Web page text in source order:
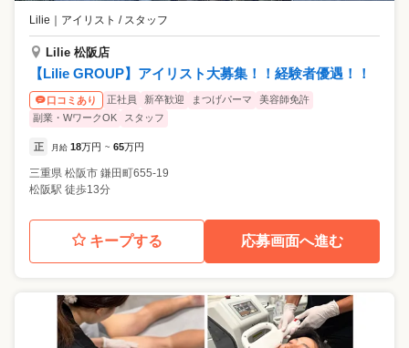
Lilie ｜ アイリスト / スタッフ
Lilie 松阪店
【Lilie GROUP】アイリスト大募集！！経験者優遇！！
口コミあり 正社員 新卒歓迎 まつげパーマ
美容師免許
副業・WワークOK
スタッフ
正 月給 18万円 ~ 65万円
三重県 松阪市 鎌田町655-19
松阪駅 徒歩13分
キープする 応募画面へ進む